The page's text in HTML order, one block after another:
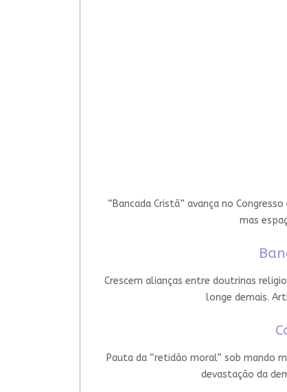
“Bancada Cristã” avança no
mas
Crescem alianças entre doutrinas
longe demais.
Pauta da “retidão moral” sob mando
devastação da